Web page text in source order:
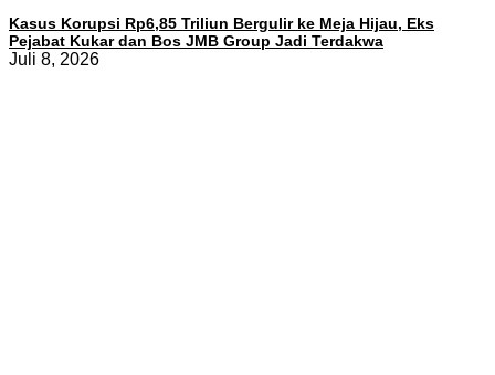
Kasus Korupsi Rp6,85 Triliun Bergulir ke Meja Hijau, Eks
Pejabat Kukar dan Bos JMB Group Jadi Terdakwa
Juli 8, 2026